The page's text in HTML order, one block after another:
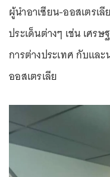
ผู้นำอาเซียน-ออสเตรเ
ประเด็นต่างๆ เช่น เศ
การต่างประเทศ กับแล
ออสเตรเลีย